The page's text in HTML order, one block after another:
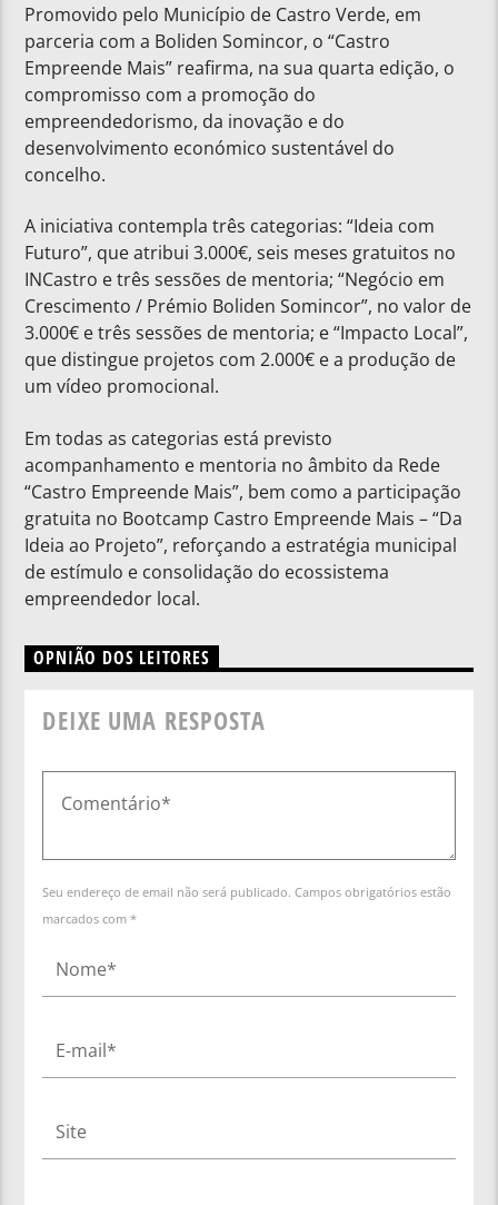
Promovido pelo Município de Castro Verde, em
parceria com a Boliden Somincor, o “Castro
Empreende Mais” reafirma, na sua quarta edição, o
compromisso com a promoção do
empreendedorismo, da inovação e do
desenvolvimento económico sustentável do
concelho.
A iniciativa contempla três categorias: “Ideia com
Futuro”, que atribui 3.000€, seis meses gratuitos no
INCastro e três sessões de mentoria; “Negócio em
Crescimento / Prémio Boliden Somincor”, no valor de
3.000€ e três sessões de mentoria; e “Impacto Local”,
que distingue projetos com 2.000€ e a produção de
um vídeo promocional.
Em todas as categorias está previsto
acompanhamento e mentoria no âmbito da Rede
“Castro Empreende Mais”, bem como a participação
gratuita no Bootcamp Castro Empreende Mais – “Da
Ideia ao Projeto”, reforçando a estratégia municipal
de estímulo e consolidação do ecossistema
empreendedor local.
OPNIÃO DOS LEITORES
DEIXE UMA RESPOSTA
Seu endereço de email não será publicado. Campos obrigatórios estão
marcados com *